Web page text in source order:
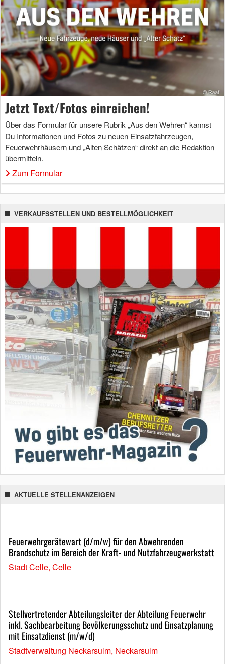
Jetzt Text/Fotos einreichen!
Über das Formular für unsere Rubrik „Aus den Wehren“ kannst
Du Informationen und Fotos zu neuen Einsatzfahrzeugen,
Feuerwehrhäusern und „Alten Schätzen“ direkt an die Redaktion
übermitteln.
Zum Formular
VERKAUFSSTELLEN UND BESTELLMÖGLICHKEIT
AKTUELLE STELLENANZEIGEN
Feuerwehrgerätewart (d/m/w) für den Abwehrenden
Brandschutz im Bereich der Kraft- und Nutzfahrzeugwerkstatt
Stadt Celle, Celle
Stellvertretender Abteilungsleiter der Abteilung Feuerwehr
inkl. Sachbearbeitung Bevölkerungsschutz und Einsatzplanung
mit Einsatzdienst (m/w/d)
Stadtverwaltung Neckarsulm, Neckarsulm